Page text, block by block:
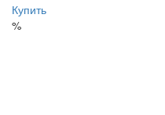
Купить
%